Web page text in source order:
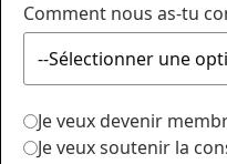
Comment nous as-tu
Je veux devenir
Je veux soutenir la